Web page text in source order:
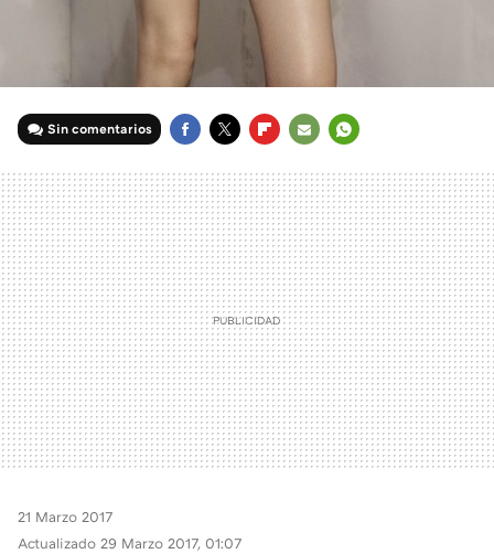
Sin comentarios
MAIL
21 Marzo 2017
Actualizado 29 Marzo 2017, 01:07